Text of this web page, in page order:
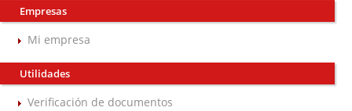
Empresas
Mi empresa
Utilidades
Verificación de documentos